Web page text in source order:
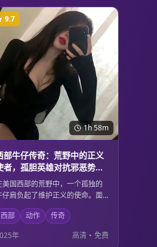
1h 58m
9.7
部牛仔传奇：荒野中的正义
者，孤胆英雄对抗邪恶势力
经典故事
美国西部的荒野中，一个孤独的
仔肩负起了维护正义的使命。面
对强大的邪恶势力，他凭借精湛的
法和坚定的信念，保护着无辜的
民众。这是一个关于勇气、正义和
牲的经典西部传奇故事。
西部 动作
传奇
年
高清 • 免费